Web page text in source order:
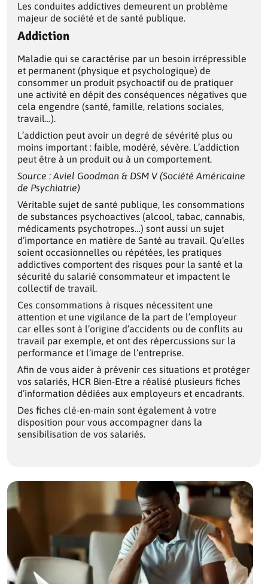
Les conduites addictives demeurent un problème
majeur de société et de santé publique.
Addiction
Maladie qui se caractérise par un besoin irrépressible
et permanent (physique et psychologique) de
consommer un produit psychoactif ou de pratiquer
une activité en dépit des conséquences négatives que
cela engendre (santé, famille, relations sociales,
travail…).
L’addiction peut avoir un degré de sévérité plus ou
moins important : faible, modéré, sévère. L’addiction
peut être à un produit ou à un comportement.
Source : Aviel Goodman & DSM V (Société Américaine
de Psychiatrie)
Véritable sujet de santé publique, les consommations
de substances psychoactives (alcool, tabac, cannabis,
médicaments psychotropes…) sont aussi un sujet
d’importance en matière de Santé au travail. Qu’elles
soient occasionnelles ou répétées, les pratiques
addictives comportent des risques pour la santé et la
sécurité du salarié consommateur et impactent le
collectif de travail.
Ces consommations à risques nécessitent une
attention et une vigilance de la part de l’employeur
car elles sont à l’origine d’accidents ou de conflits au
travail par exemple, et ont des répercussions sur la
performance et l’image de l’entreprise.
Afin de vous aider à prévenir ces situations et protéger
vos salariés, HCR Bien-Etre a réalisé plusieurs fiches
d’information dédiées aux employeurs et encadrants.
Des fiches clé-en-main sont également à votre
disposition pour vous accompagner dans la
sensibilisation de vos salariés.